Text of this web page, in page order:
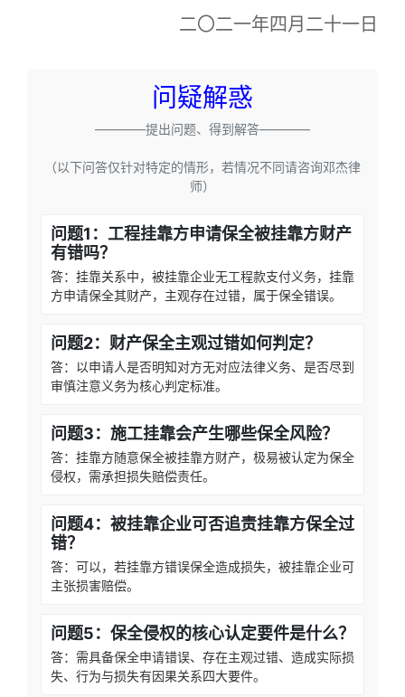
二〇二一年四月二十一日
问疑解惑
————提出问题、得到解答————
（以下问答仅针对特定的情形，若情况不同请咨询邓杰律
师）
问题1：工程挂靠方申请保全被挂靠方财产
有错吗？
答：挂靠关系中，被挂靠企业无工程款支付义务，挂靠
方申请保全其财产，主观存在过错，属于保全错误。
问题2：财产保全主观过错如何判定？
答：以申请人是否明知对方无对应法律义务、是否尽到
审慎注意义务为核心判定标准。
问题3：施工挂靠会产生哪些保全风险？
答：挂靠方随意保全被挂靠方财产，极易被认定为保全
侵权，需承担损失赔偿责任。
问题4：被挂靠企业可否追责挂靠方保全过
错？
答：可以，若挂靠方错误保全造成损失，被挂靠企业可
主张损害赔偿。
问题5：保全侵权的核心认定要件是什么？
答：需具备保全申请错误、存在主观过错、造成实际损
失、行为与损失有因果关系四大要件。